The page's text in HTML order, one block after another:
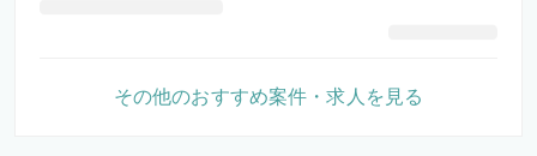
その他のおすすめ案件・求人を見る